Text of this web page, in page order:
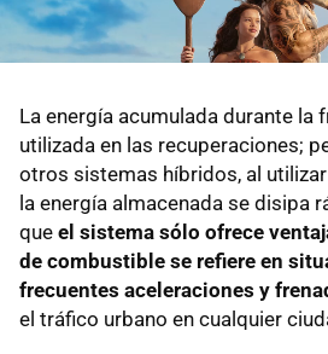
La energía acumulada durante la
utilizada en las recuperaciones;
otros sistemas híbridos, al
la energía almacenada se disipa
que el sistema sólo ofrece
de combustible se refiere en
frecuentes aceleraciones y
el tráfico urbano en cualquier